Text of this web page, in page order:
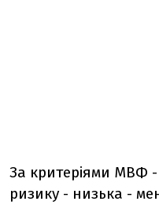
За критеріями МВФ -
ризику - низька -